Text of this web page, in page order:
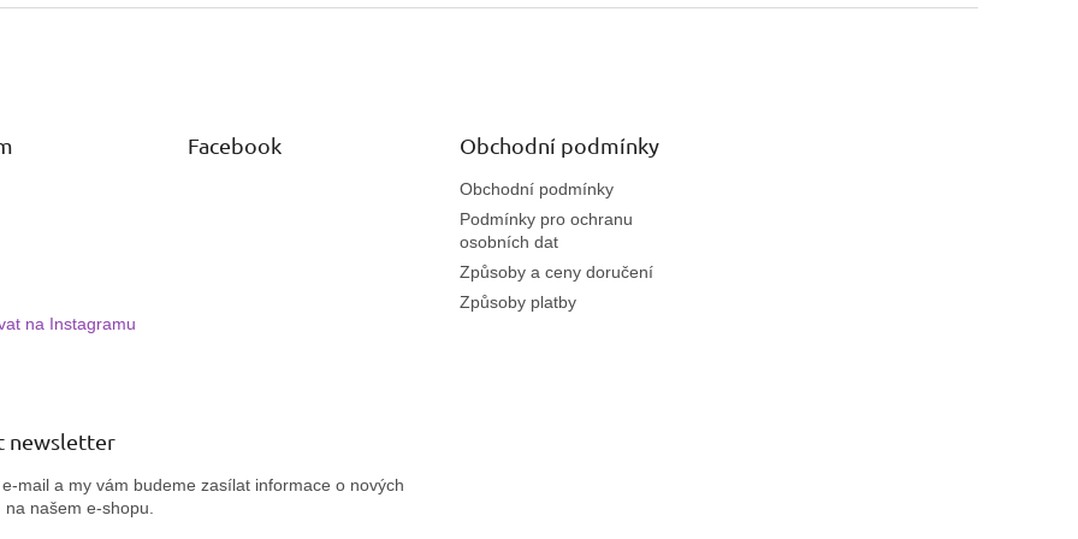
na Instagramu
Facebook Obchodní podmínky
Obchodní podmínky
Podmínky pro ochranu
osobních dat
Způsoby a ceny doručení
Způsoby platby
newsletter
mail a my vám budeme zasílat informace o nových
našem e-shopu.